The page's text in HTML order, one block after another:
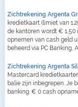
Zichtrekening Argenta
kredietkaart (limiet van
de kantoren wordt € 1,50
opnemen van cash geld
beheerd via PC Banking,
Zichtrekening Argenta
Mastercard
balie zijn inbegrepen. Je
banking. € 0 cash